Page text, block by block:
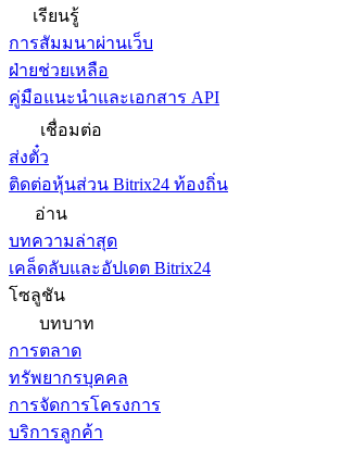
เรียนรู้
การสัมมนาผ่านเว็บ
ฝ่ายช่วยเหลือ
คู่มือแนะนำและเอกสาร API
เชื่อมต่อ
ส่งตั๋ว
ติดต่อหุ้นส่วน Bitrix24 ท้องถิ่น
อ่าน
บทความล่าสุด
เคล็ดลับและอัปเดต Bitrix24
โซลูชัน
บทบาท
การตลาด
ทรัพยากรบุคคล
การจัดการโครงการ
บริการลูกค้า